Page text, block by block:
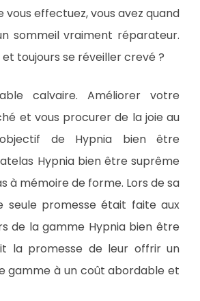
vous effectuez, vous avez quand
sommeil vraiment réparateur.
toujours se réveiller crevé ?
calvaire. Améliorer votre
et vous procurer de la joie au
de Hypnia bien être
Hypnia bien être suprême
à mémoire de forme. Lors de sa
seule promesse était faite aux
de la gamme Hypnia bien être
la promesse de leur offrir un
gamme à un coût abordable et